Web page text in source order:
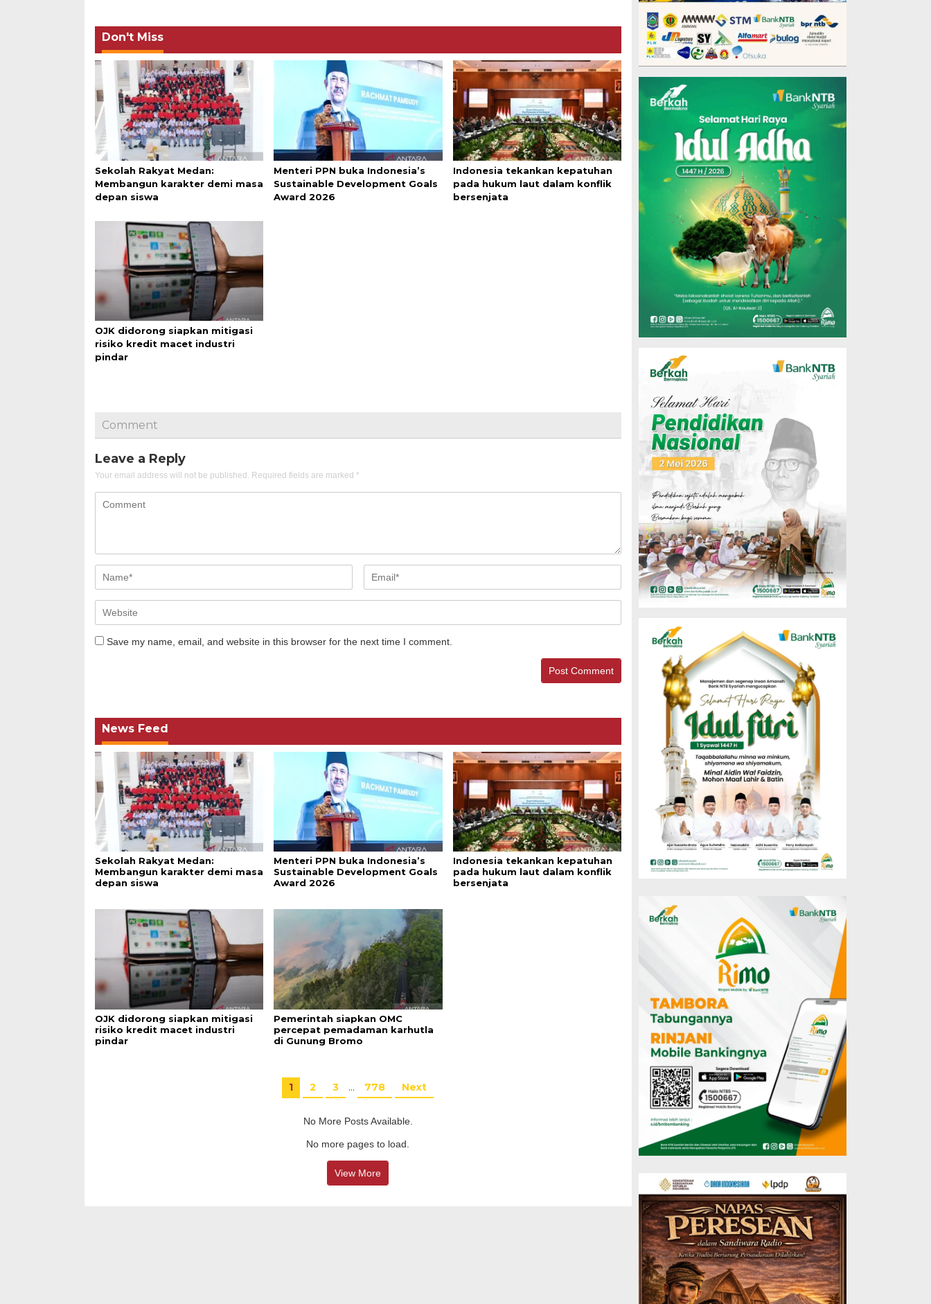
Don't Miss
Sekolah Rakyat Medan:
Membangun karakter demi masa
depan siswa
Menteri PPN buka Indonesia’s
Sustainable Development Goals
Award 2026
Indonesia tekankan kepatuhan
pada hukum laut dalam konflik
bersenjata
OJK didorong siapkan mitigasi
risiko kredit macet industri
pindar
Comment
Leave a Reply
Your email address will not be published. Required fields are marked *
Save my name, email, and website in this browser for the next time I comment.
News Feed
Sekolah Rakyat Medan:
Membangun karakter demi masa
depan siswa
Menteri PPN buka Indonesia’s
Sustainable Development Goals
Award 2026
Indonesia tekankan kepatuhan
pada hukum laut dalam konflik
bersenjata
OJK didorong siapkan mitigasi
risiko kredit macet industri
pindar
Pemerintah siapkan OMC
percepat pemadaman karhutla
di Gunung Bromo
1 2 3 … 778 Next
No More Posts Available.
No more pages to load.
View More